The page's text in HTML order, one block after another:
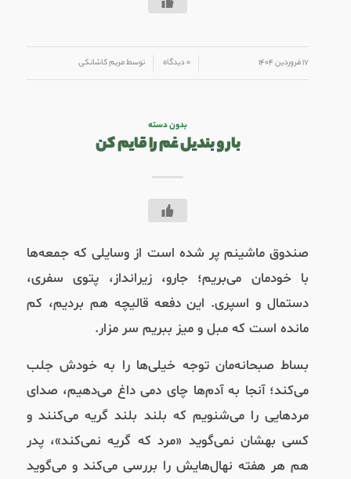
۱۷ فروردین ۱۴۰۴ ۰ دیدگاه توسطمریم کاشانکی
بدون دسته
بار و بندیل غم را قایم کن
صندوق ماشینم پر شده است از وسایلی که جمعه‌ها
با خودمان می‌بریم؛ جارو، زیرانداز، پتوی سفری،
دستمال و اسپری. این دفعه قالیچه هم بردیم، کم
مانده است که مبل و میز ببریم سر مزار.
بساط صبحانه‌مان توجه خیلی‌ها را به خودش جلب
می‌کند؛ آنجا به آدم‌ها چای دمی داغ می‌دهیم، صدای
مردهایی را می‌شنویم که بلند بلند گریه می‌کنند و
کسی بهشان نمی‌گوید «مرد که گریه نمی‌کند»، پدر
هم هر هفته نهال‌‌هایش را بررسی می‌کند و می‌گوید